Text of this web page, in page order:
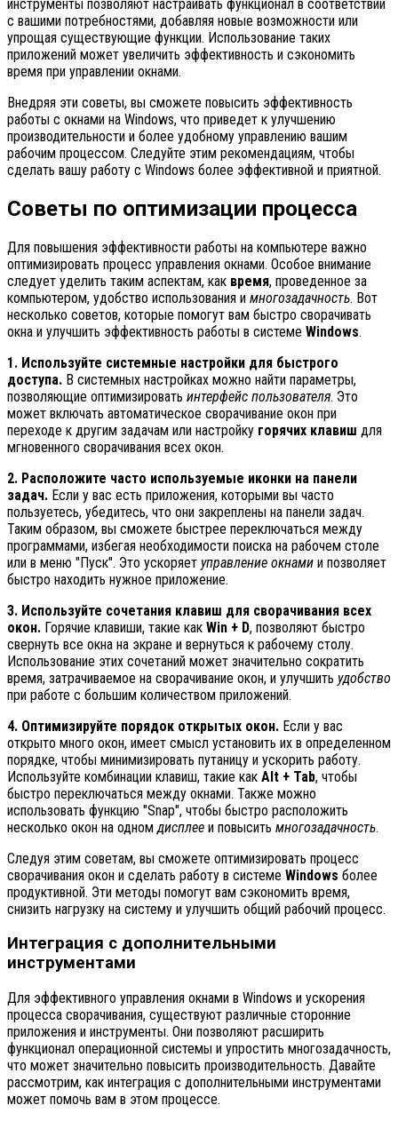
инструменты позволяют настраивать функционал в соответствии
с вашими потребностями, добавляя новые возможности или
упрощая существующие функции. Использование таких
приложений может увеличить эффективность и сэкономить
время при управлении окнами.
Внедряя эти советы, вы сможете повысить эффективность
работы с окнами на Windows, что приведет к улучшению
производительности и более удобному управлению вашим
рабочим процессом. Следуйте этим рекомендациям, чтобы
сделать вашу работу с Windows более эффективной и приятной.
Советы по оптимизации процесса
Для повышения эффективности работы на компьютере важно
оптимизировать процесс управления окнами. Особое внимание
следует уделить таким аспектам, как время, проведенное за
компьютером, удобство использования и многозадачность. Вот
несколько советов, которые помогут вам быстро сворачивать
окна и улучшить эффективность работы в системе Windows.
1. Используйте системные настройки для быстрого
доступа. В системных настройках можно найти параметры,
позволяющие оптимизировать интерфейс пользователя. Это
может включать автоматическое сворачивание окон при
переходе к другим задачам или настройку горячих клавиш для
мгновенного сворачивания всех окон.
2. Расположите часто используемые иконки на панели
задач. Если у вас есть приложения, которыми вы часто
пользуетесь, убедитесь, что они закреплены на панели задач.
Таким образом, вы сможете быстрее переключаться между
программами, избегая необходимости поиска на рабочем столе
или в меню "Пуск". Это ускоряет управление окнами и позволяет
быстро находить нужное приложение.
3. Используйте сочетания клавиш для сворачивания всех
окон. Горячие клавиши, такие как Win + D, позволяют быстро
свернуть все окна на экране и вернуться к рабочему столу.
Использование этих сочетаний может значительно сократить
время, затрачиваемое на сворачивание окон, и улучшить удобство
при работе с большим количеством приложений.
4. Оптимизируйте порядок открытых окон. Если у вас
открыто много окон, имеет смысл установить их в определенном
порядке, чтобы минимизировать путаницу и ускорить работу.
Используйте комбинации клавиш, такие как Alt + Tab, чтобы
быстро переключаться между окнами. Также можно
использовать функцию "Snap", чтобы быстро расположить
несколько окон на одном дисплее и повысить многозадачность.
Следуя этим советам, вы сможете оптимизировать процесс
сворачивания окон и сделать работу в системе Windows более
продуктивной. Эти методы помогут вам сэкономить время,
снизить нагрузку на систему и улучшить общий рабочий процесс.
Интеграция с дополнительными
инструментами
Для эффективного управления окнами в Windows и ускорения
процесса сворачивания, существуют различные сторонние
приложения и инструменты. Они позволяют расширить
функционал операционной системы и упростить многозадачность,
что может значительно повысить производительность. Давайте
рассмотрим, как интеграция с дополнительными инструментами
может помочь вам в этом процессе.